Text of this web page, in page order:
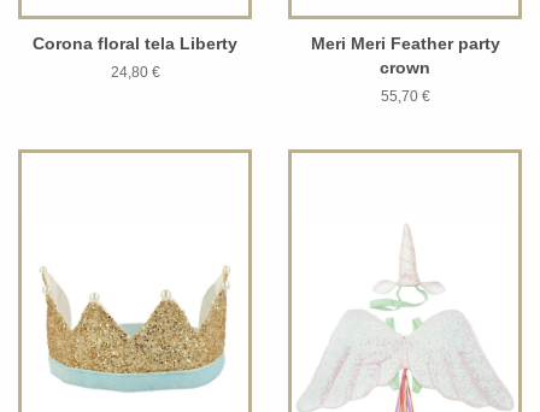
Corona floral tela Liberty
24,80 €
Meri Meri Feather party
crown
55,70 €